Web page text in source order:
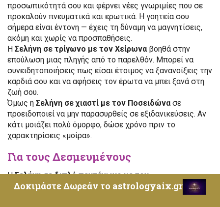
προσωπικότητά σου και φέρνει νέες γνωριμίες που σε
προκαλούν πνευματικά και ερωτικά. Η γοητεία σου
σήμερα είναι έντονη — έχεις τη δύναμη να μαγνητίσεις,
ακόμη και χωρίς να προσπαθήσεις.
Η Σελήνη σε τρίγωνο με τον Χείρωναβοηθά στην
επούλωση μιας πληγής από το παρελθόν. Μπορεί να
συνειδητοποιήσεις πως είσαι έτοιμος να ξανανοίξεις την
καρδιά σου και να αφήσεις τον έρωτα να μπει ξανά στη
ζωή σου.
Όμως η Σελήνη σε χιαστί με τον Ποσειδώνασε
προειδοποιεί να μην παρασυρθείς σε εξιδανικεύσεις. Αν
κάτι μοιάζει πολύ όμορφο, δώσε χρόνο πριν το
χαρακτηρίσεις «μοίρα».
Για τους Δεσμευμένους
ΗΣελήνη σε διπλό πεντάγωνο με τον
Κρόνοσταθεροποιεί τη σχέση σου αλλά απαιτεί
Δοκιμάστε Δωρεάν το astrologyaix.gr